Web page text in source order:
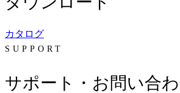
カタログ
SUPPORT
サポート・お問い合